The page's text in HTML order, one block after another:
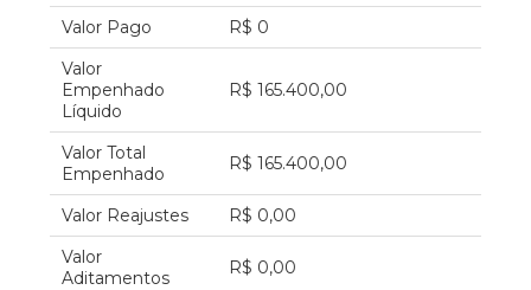
Valor Pago
R$ 0
Valor
Empenhado
Líquido
R$ 165.400,00
Valor Total
Empenhado
R$ 165.400,00
Valor Reajustes
R$ 0,00
Valor
Aditamentos
R$ 0,00